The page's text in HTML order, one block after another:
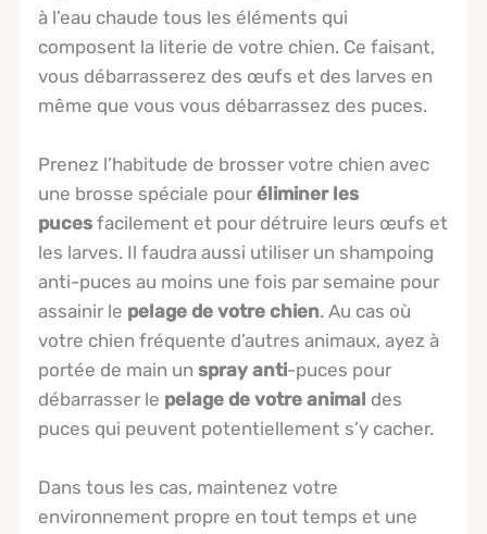
à l’eau chaude tous les éléments qui
composent la literie de votre chien. Ce faisant,
vous débarrasserez des œufs et des larves en
même que vous vous débarrassez des puces.
Prenez l’habitude de brosser votre chien avec
une brosse spéciale pouréliminer les
puces facilement et pour détruire leurs œufs et
les larves. Il faudra aussi utiliser un shampoing
anti-puces au moins une fois par semaine pour
assainir le pelage de votre chien. Au cas où
votre chien fréquente d’autres animaux, ayez à
portée de main unspray anti-puces pour
débarrasser le pelage de votre animal des
puces qui peuvent potentiellement s’y cacher.
Dans tous les cas, maintenez votre
environnement propre en tout temps et une